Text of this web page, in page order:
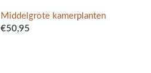
Middelgrote kamerplanten
€50,95